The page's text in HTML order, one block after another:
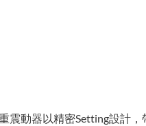
震動器以精密Setting設計